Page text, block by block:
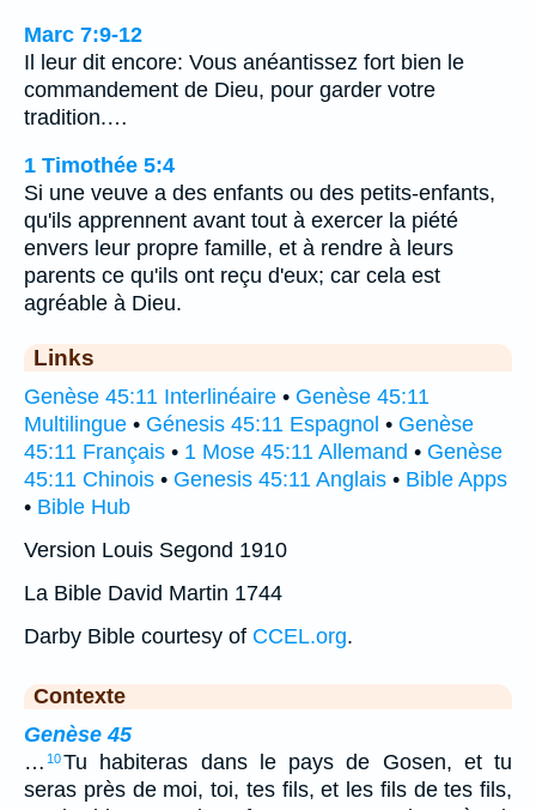
Marc 7:9-12
Il leur dit encore: Vous anéantissez fort bien le
commandement de Dieu, pour garder votre
tradition.…
1 Timothée 5:4
Si une veuve a des enfants ou des petits-enfants,
qu'ils apprennent avant tout à exercer la piété
envers leur propre famille, et à rendre à leurs
parents ce qu'ils ont reçu d'eux; car cela est
agréable à Dieu.
Links
Genèse 45:11 Interlinéaire • Genèse 45:11
Multilingue • Génesis 45:11 Espagnol • Genèse
45:11 Français • 1 Mose 45:11 Allemand • Genèse
45:11 Chinois • Genesis 45:11 Anglais • Bible Apps
• Bible Hub
Version Louis Segond 1910
La Bible David Martin 1744
Darby Bible courtesy of CCEL.org.
Contexte
Genèse 45
… 10Tu habiteras dans le pays de Gosen, et tu
seras près de moi, toi, tes fils, et les fils de tes fils,